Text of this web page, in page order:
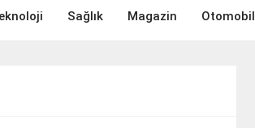
Sağlık Magazin Otomobil